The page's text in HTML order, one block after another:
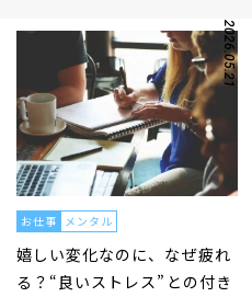
2026.05.21
お仕事 メンタル
嬉しい変化なのに、なぜ疲れ
る？“良いストレス”との付き